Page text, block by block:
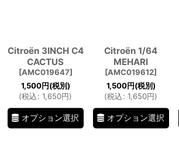
Citroën 3INCH C4
CACTUS
[AMC019647]
1,500円(税別)
(税込: 1,650円)
オプション選択
Citroën 1/64
MEHARI
[AMC019612]
1,500円(税別)
(税込: 1,650円)
オプション選択